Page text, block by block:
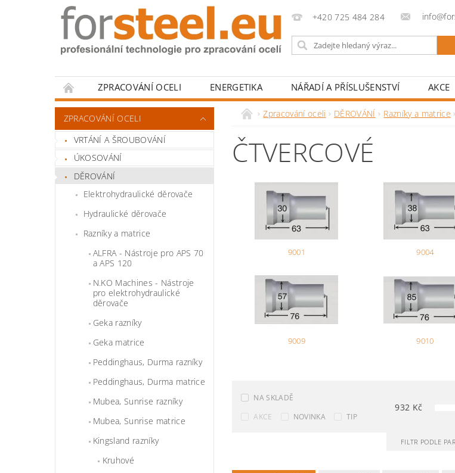
+420 725 484 284
ZPRACOVÁNÍ OCELI ENERGETIKA NÁŘADÍ A PŘÍSLUŠENSTVÍ AKCE
HODNOCENÍ OBCHODU
ZPRACOVÁNÍ OCELI
VRTÁNÍ A ŠROUBOVÁNÍ
ÚKOSOVÁNÍ
DĚROVÁNÍ
Elektrohydraulické děrovače
Hydraulické děrovače
Razníky a matrice
ALFRA - Nástroje pro APS 70
a APS 120
N.KO Machines - Nástroje
pro elektrohydraulické
děrovače
Geka razníky
Geka matrice
Peddinghaus, Durma razníky
Peddinghaus, Durma matrice
Mubea, Sunrise razníky
Mubea, Sunrise matrice
Kingsland razníky
Kruhové
Zpracování oceli DĚROVÁNÍ Razníky a matrice
ČTVERCOVÉ
9001 9004
9009 9010
NA SKLADĚ
AKCE
NOVINKA TIP
932 Kč
FILTR PODLE